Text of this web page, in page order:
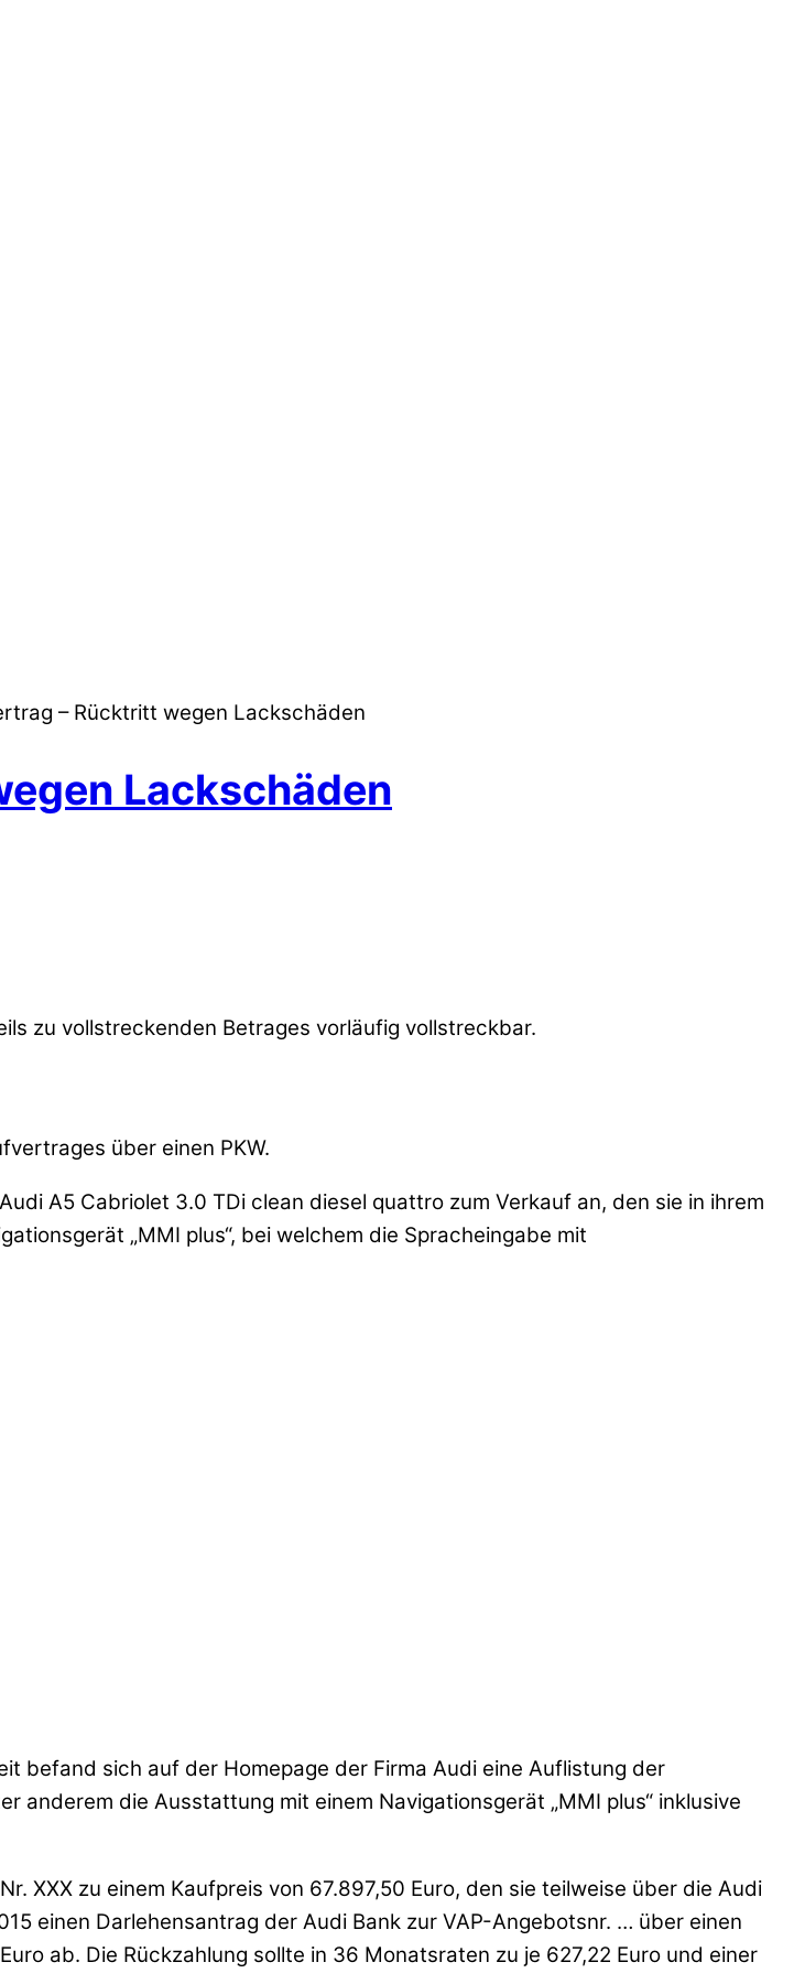
– Rücktritt wegen Lackschäden
Lackschäden
zu vollstreckenden Betrages vorläufig vollstreckbar.
über einen PKW.
A5 Cabriolet 3.0 TDi clean diesel quattro zum Verkauf an, den sie in ihrem
„MMI plus“, bei welchem die Spracheingabe mit
befand sich auf der Homepage der Firma Audi eine Auflistung der
die Ausstattung mit einem Navigationsgerät „MMI plus“ inklusive
XXX zu einem Kaufpreis von 67.897,50 Euro, den sie teilweise über die Audi
einen Darlehensantrag der Audi Bank zur VAP-Angebotsnr. … über einen
ab. Die Rückzahlung sollte in 36 Monatsraten zu je 627,22 Euro und einer